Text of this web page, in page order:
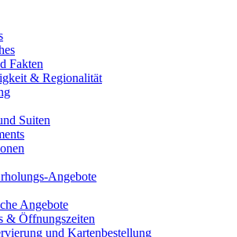
Fakten
& Regionalität
Suiten
Angebote
Angebote
& Öffnungszeiten
und Kartenbestellung